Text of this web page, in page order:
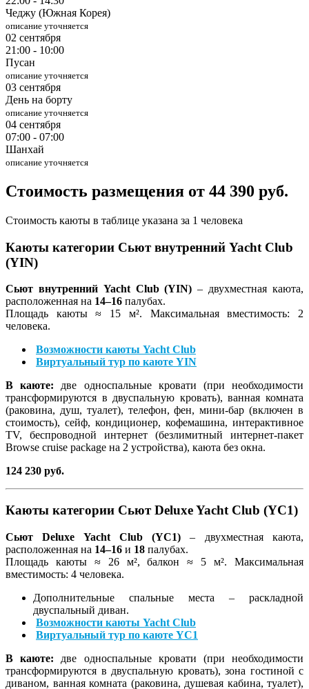
Чеджу (Южная Корея)
описание уточняется
02 сентября
21:00 - 10:00
Пусан
описание уточняется
03 сентября
День на борту
описание уточняется
04 сентября
07:00 - 07:00
Шанхай
описание уточняется
Стоимость размещения от 44 390 руб.
Стоимость каюты в таблице указана за 1 человека
Каюты категории Сьют внутренний Yacht Club
(YIN)
Сьют внутренний Yacht Club (YIN)– двухместная каюта,
расположенная на 14–16 палубах.
Площадь каюты ≈ 15 м². Максимальная вместимость: 2
человека.
Возможности каюты Yacht Club
Виртуальный тур по каюте YIN
В каюте: две односпальные кровати (при необходимости
трансформируются в двуспальную кровать), ванная комната
(раковина, душ, туалет), телефон, фен, мини-бар (включен в
стоимость), сейф, кондиционер, кофемашина, интерактивное
TV, беспроводной интернет (безлимитный интернет-пакет
Browse cruise package на 2 устройства), каюта без окна.
124 230 руб.
Каюты категории Сьют Deluxe Yacht Club (YC1)
Сьют Deluxe Yacht Club (YC1)– двухместная каюта,
расположенная на 14–16 и 18 палубах.
Площадь каюты ≈ 26 м², балкон ≈ 5 м². Максимальная
вместимость: 4 человека.
Дополнительные спальные места – раскладной
двуспальный диван.
Возможности каюты Yacht Club
Виртуальный тур по каюте YC1
В каюте: две односпальные кровати (при необходимости
трансформируются в двуспальную кровать), зона гостиной с
диваном, ванная комната (раковина, душевая кабина, туалет),